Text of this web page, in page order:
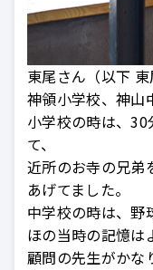
東尾さん（以下
神領小学校、神山
小学校の時は、
て、
近所のお寺の兄弟
あげてました。
中学校の時は、野
ほの当時の記憶は
顧問の先生がかな